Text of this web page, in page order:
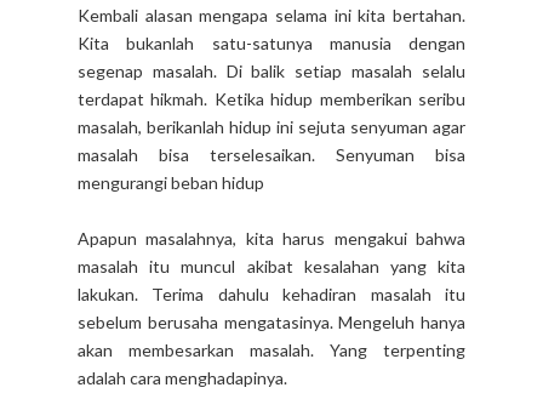
Kembali alasan mengapa selama ini kita bertahan.
Kita bukanlah satu-satunya manusia dengan
segenap masalah. Di balik setiap masalah selalu
terdapat hikmah. Ketika hidup memberikan seribu
masalah, berikanlah hidup ini sejuta senyuman agar
masalah bisa terselesaikan. Senyuman bisa
mengurangi beban hidup
Apapun masalahnya, kita harus mengakui bahwa
masalah itu muncul akibat kesalahan yang kita
lakukan. Terima dahulu kehadiran masalah itu
sebelum berusaha mengatasinya. Mengeluh hanya
akan membesarkan masalah. Yang terpenting
adalah cara menghadapinya.